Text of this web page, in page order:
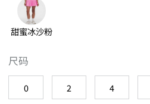
甜蜜冰沙粉
尺码
0 2 4